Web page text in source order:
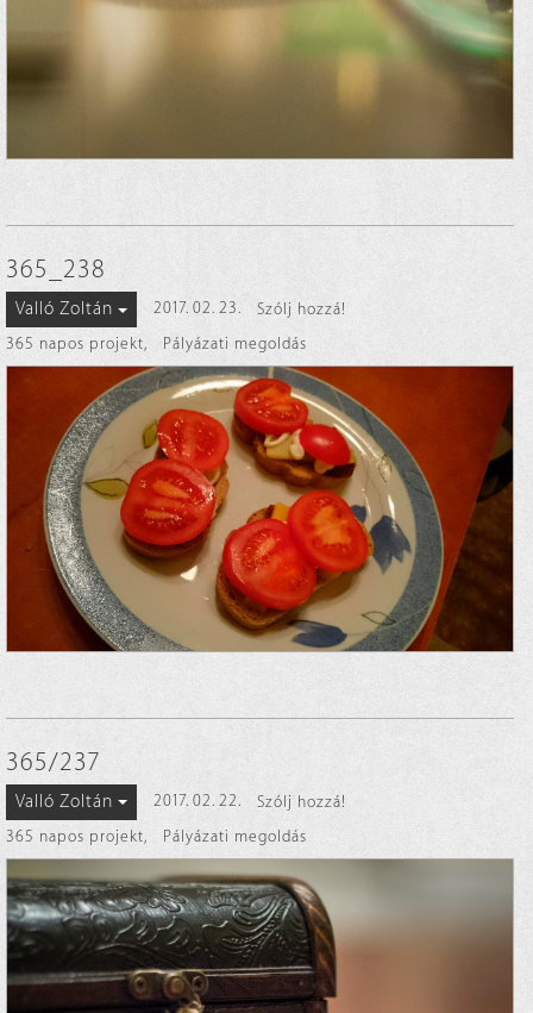
365_238
Valló Zoltán 2017. 02. 23.
Szólj hozzá!
365 napos projekt, Pályázati megoldás
365/237
Valló Zoltán 2017. 02. 22.
Szólj hozzá!
365 napos projekt, Pályázati megoldás